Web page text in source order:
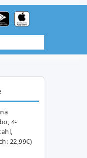
4-
22,99€)